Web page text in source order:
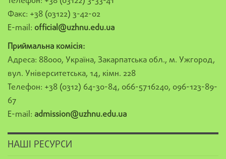
Факс: +38 (03122) 3-42-02
E-mail: official@uzhnu.edu.ua
Приймальна комісія:
Адреса: 88000, Україна, Закарпатська обл., м. Ужгород,
вул. Університетська, 14, кімн. 228
Телефон: +38 (0312) 64-30-84, 066-5716240, 096-123-89-
67
E-mail: admission@uzhnu.edu.ua
НАШІ РЕСУРСИ